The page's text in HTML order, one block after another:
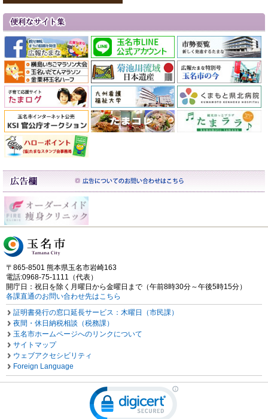
〒865-8501 熊本県玉名市岩崎163
電話:0968-75-1111（代表）
開庁日：祝日を除く月曜日から金曜日まで（午前8時30分～午後5時15分）
各課直通のお問い合わせ先はこちら
証明書発行の窓口延長サービス：木曜日（市民課）
夜間・休日納税相談（税務課）
玉名市ホームページへのリンクについて
サイトマップ
ウェブアクセシビリティ
Foreign Language